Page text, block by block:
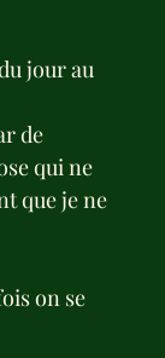
jour au
de
qui ne
que je ne
on se